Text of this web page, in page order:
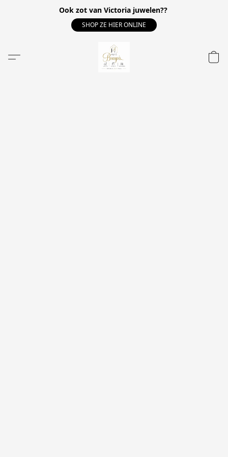
Ook zot van Victoria juwelen??
SHOP ZE HIER ONLINE